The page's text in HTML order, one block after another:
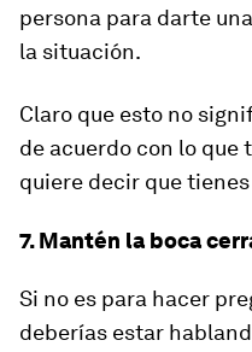
persona para darte
la situación.
Claro que esto no
de acuerdo con lo
quiere decir que
7. Mantén la boca
Si no es para hacer
deberías estar